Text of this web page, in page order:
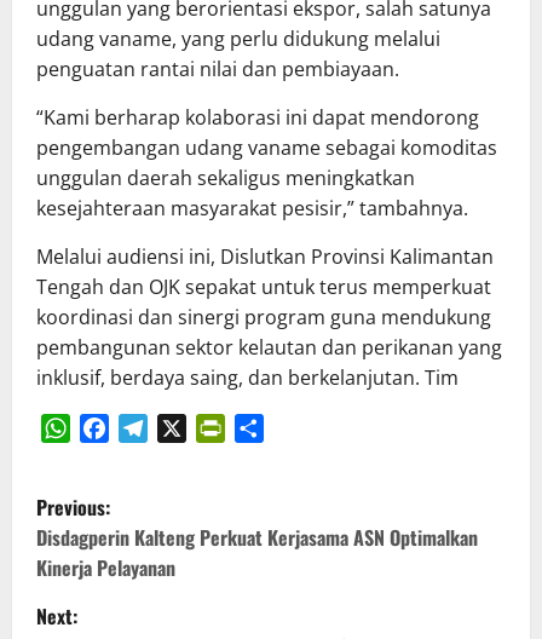
unggulan yang berorientasi ekspor, salah satunya
udang vaname, yang perlu didukung melalui
penguatan rantai nilai dan pembiayaan.
“Kami berharap kolaborasi ini dapat mendorong
pengembangan udang vaname sebagai komoditas
unggulan daerah sekaligus meningkatkan
kesejahteraan masyarakat pesisir,” tambahnya.
Melalui audiensi ini, Dislutkan Provinsi Kalimantan
Tengah dan OJK sepakat untuk terus memperkuat
koordinasi dan sinergi program guna mendukung
pembangunan sektor kelautan dan perikanan yang
inklusif, berdaya saing, dan berkelanjutan. Tim
P
o
s
Previous:
Disdagperin Kalteng Perkuat Kerjasama ASN Optimalkan
Kinerja Pelayanan
Next: